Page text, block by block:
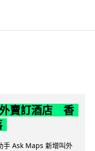
賣訂酒店 香
手 Ask Maps 新增叫外